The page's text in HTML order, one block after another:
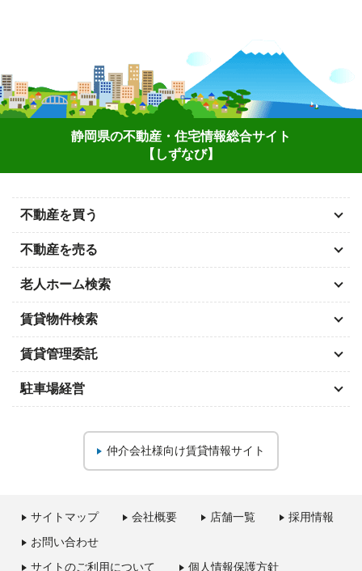
静岡県の不動産・住宅情報総合サイト
【しずなび】
不動産を買う
不動産を売る
老人ホーム検索
賃貸物件検索
賃貸管理委託
駐車場経営
仲介会社様向け賃貸情報サイト
サイトマップ 会社概要 店舗一覧
採用情報
お問い合わせ
サイトのご利用について
個人情報保護方針